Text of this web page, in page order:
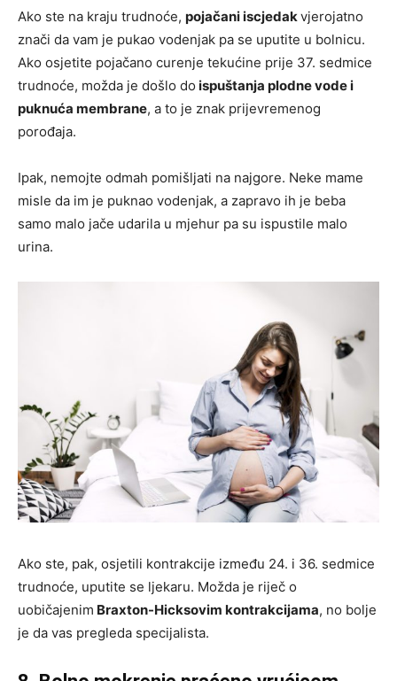
Ako ste na kraju trudnoće, pojačani iscjedakvjerojatno
znači da vam je pukao vodenjak pa se uputite u bolnicu.
Ako osjetite pojačano curenje tekućine prije 37. sedmice
trudnoće, možda je došlo do ispuštanja plodne vode i
puknuća membrane, a to je znak prijevremenog
porođaja.
Ipak, nemojte odmah pomišljati na najgore. Neke mame
misle da im je puknao vodenjak, a zapravo ih je beba
samo malo jače udarila u mjehur pa su ispustile malo
urina.
Ako ste, pak, osjetili kontrakcije između 24. i 36. sedmice
trudnoće, uputite se ljekaru. Možda je riječ o
uobičajenim Braxton-Hicksovim kontrakcijama, no bolje
je da vas pregleda specijalista.